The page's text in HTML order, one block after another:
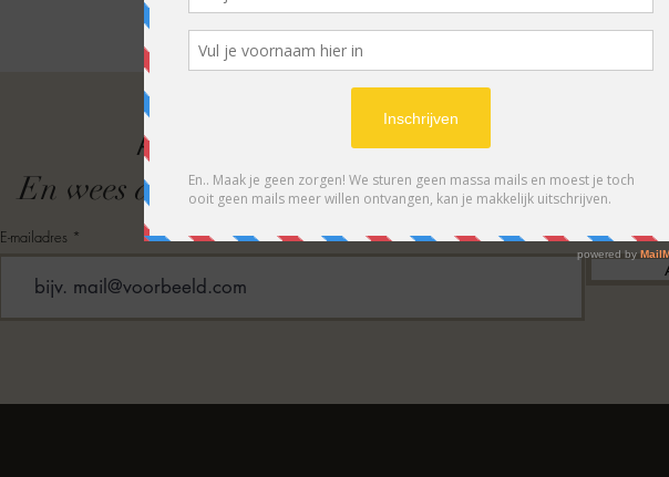
ABONNEER OP ONZE NIEUWSBRIEF
En wees als eerste op de hoogte van acties en- /
E-mailadres